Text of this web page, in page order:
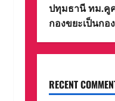
ปทุมธานี ทม.คู
กองขยะเป็นกอ
RECENT